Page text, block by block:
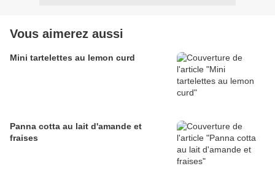
Vous aimerez aussi
Mini tartelettes au lemon curd
Panna cotta au lait d'amande et
fraises